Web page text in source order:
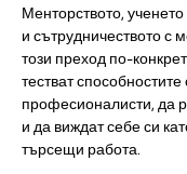
Менторството,
и сътрудничеството с
този преход по-
тестват
професионалисти, да
и да виждат себе си
търсещи работа.